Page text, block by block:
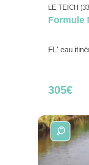
LE TEICH
Formule
FL' eau
305€